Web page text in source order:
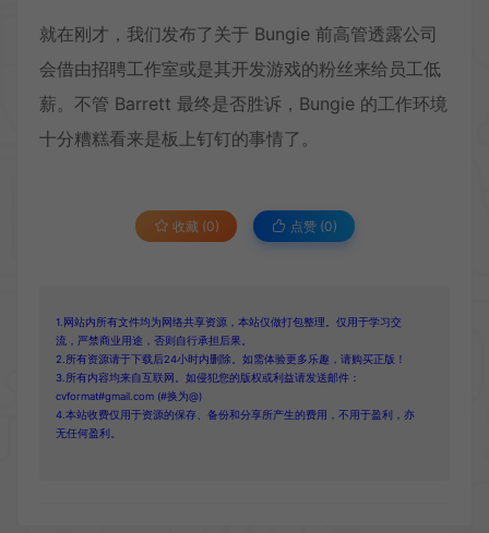
就在刚才，我们发布了关于 Bungie 前高管透露公司
会借由招聘工作室或是其开发游戏的粉丝来给员工低
薪。不管 Barrett 最终是否胜诉，Bungie 的工作环境
十分糟糕看来是板上钉钉的事情了。
收藏 (0) 点赞 (0)
1.网站内所有文件均为网络共享资源，本站仅做打包整理。仅用于学习交
流，严禁商业用途，否则自行承担后果。
2.所有资源请于下载后24小时内删除。如需体验更多乐趣，请购买正版！
3.所有内容均来自互联网。如侵犯您的版权或利益请发送邮件：
cvformat#gmail.com (#换为@)
4.本站收费仅用于资源的保存、备份和分享所产生的费用，不用于盈利，亦
无任何盈利。